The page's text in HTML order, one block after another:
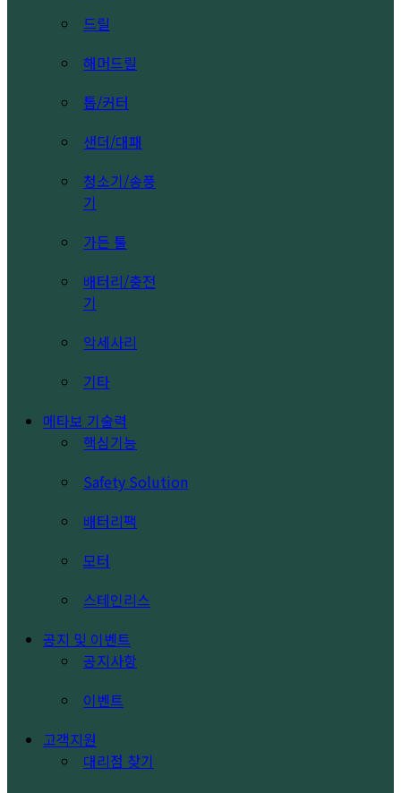
드릴
해머드릴
톱/커터
샌더/대패
청소기/송풍
기
가든 툴
배터리/충전
기
악세사리
기타
메타보 기술력
핵심기능
Safety Solution
배터리팩
모터
스테인리스
공지 및 이벤트
공지사항
이벤트
고객지원
대리점 찾기